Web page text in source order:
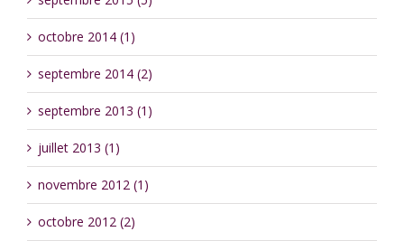
octobre 2014 (1)
septembre 2014 (2)
septembre 2013 (1)
juillet 2013 (1)
novembre 2012 (1)
octobre 2012 (2)